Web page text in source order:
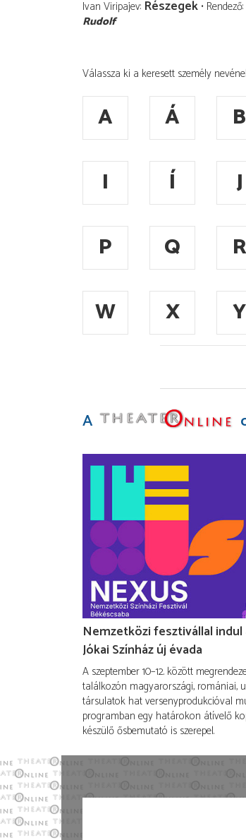
Ivan Viripajev Részegek Rendező
Rudolf
Válassza ki a keresett személy
A Á B
I
Í J
P
Q R
W
X Y
A
Nemzetközi fesztivállal indul
Jókai Színház új évada
A szeptember 10–12. között
találkozón magyarországi, romániai,
társulatok hat versenyprodukcióval
programban egy határokon átívelő
készülő ősbemutató is szerepel.